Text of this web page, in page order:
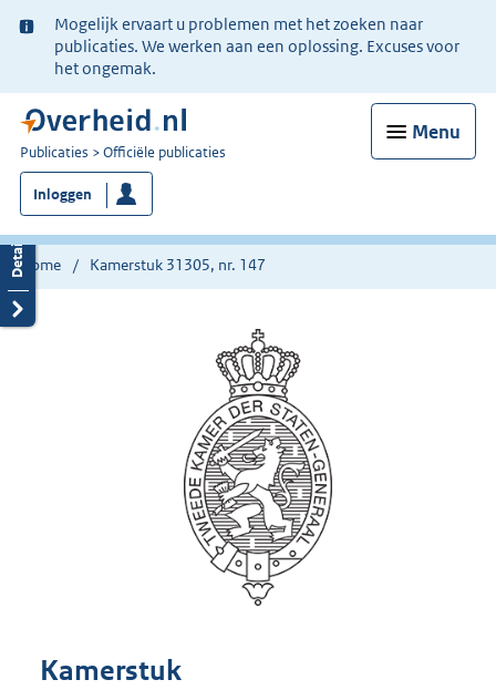
Ter
informatie:
Mogelijk ervaart u problemen met het zoeken naar
publicaties. We werken aan een oplossing. Excuses voor
het ongemak.
Menu
U
bent
nu
hier:
Publicaties Officiële publicaties
Inloggen
Home Kamerstuk 31305, nr. 147
Kamerstuk